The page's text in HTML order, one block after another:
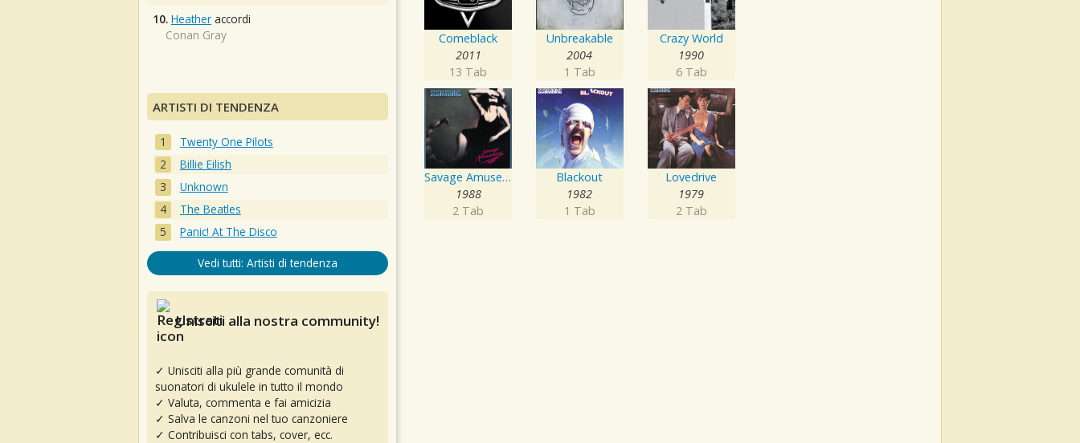
Comeblack
2011
13 Tab
Unbreakable
2004
1 Tab
Crazy World
1990
6 Tab
Savage Amusement
1988
2 Tab
Blackout
1982
1 Tab
Lovedrive
1979
2 Tab
10. Heather accordi
Conan Gray
ARTISTI DI TENDENZA
Twenty One Pilots
Billie Eilish
Unknown
The Beatles
Panic! At The Disco
Vedi tutti: Artisti di tendenza
Unisciti alla nostra community!
✓ Unisciti alla più grande comunità di
suonatori di ukulele in tutto il mondo
✓ Valuta, commenta e fai amicizia
✓ Salva le canzoni nel tuo canzoniere
✓ Contribuisci con tabs, cover, ecc.